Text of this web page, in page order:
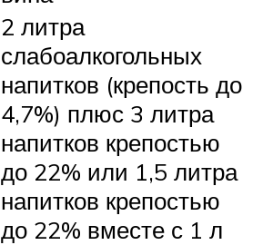
2 литра
слабоалкогольных
напитков (крепость до
4,7%) плюс 3 литра
напитков крепостью
до 22% или 1,5 литра
напитков крепостью
до 22% вместе с 1 л